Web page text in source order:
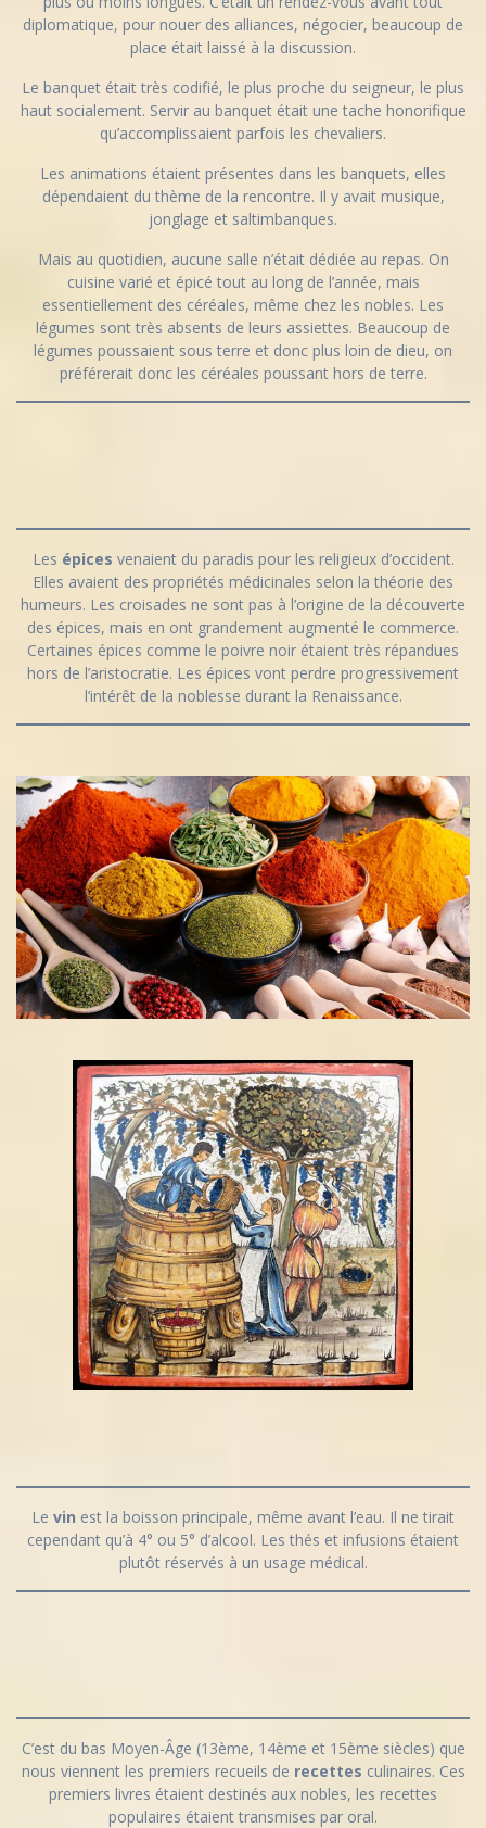
diplomatique, pour nouer des alliances, négocier, beaucoup de
place était laissé à la discussion.
Le banquet était très codifié, le plus proche du seigneur, le plus
haut socialement. Servir au banquet était une tache honorifique
qu’accomplissaient parfois les chevaliers.
Les animations étaient présentes dans les banquets, elles
dépendaient du thème de la rencontre. Il y avait musique,
jonglage et saltimbanques.
Mais au quotidien, aucune salle n’était dédiée au repas. On
cuisine varié et épicé tout au long de l’année, mais
essentiellement des céréales, même chez les nobles. Les
légumes sont très absents de leurs assiettes. Beaucoup de
légumes poussaient sous terre et donc plus loin de dieu, on
préférerait donc les céréales poussant hors de terre.
Les épices venaient du paradis pour les religieux d’occident.
Elles avaient des propriétés médicinales selon la théorie des
humeurs. Les croisades ne sont pas à l’origine de la découverte
des épices, mais en ont grandement augmenté le commerce.
Certaines épices comme le poivre noir étaient très répandues
hors de l’aristocratie. Les épices vont perdre progressivement
l’intérêt de la noblesse durant la Renaissance.
Le vin est la boisson principale, même avant l’eau. Il ne tirait
cependant qu’à 4° ou 5° d’alcool. Les thés et infusions étaient
plutôt réservés à un usage médical.
C’est du bas Moyen-Âge (13ème, 14ème et 15ème siècles) que
nous viennent les premiers recueils de recettes culinaires. Ces
premiers livres étaient destinés aux nobles, les recettes
populaires étaient transmises par oral.